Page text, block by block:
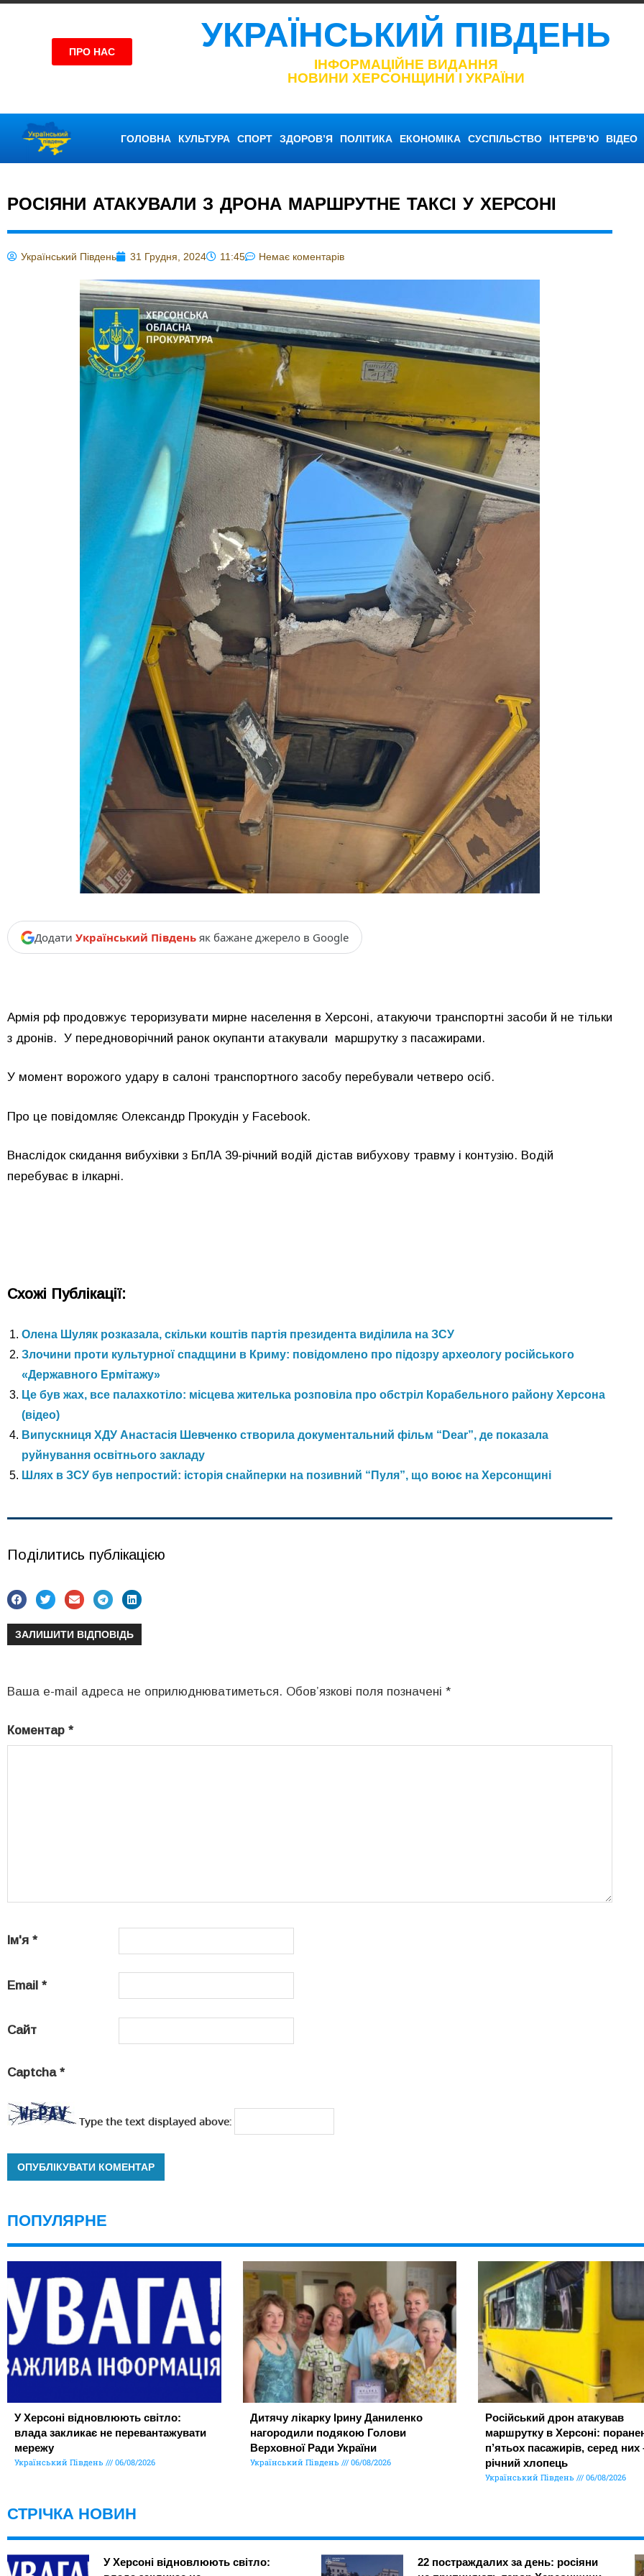
ПРО НАС УКРАЇНСЬКИЙ ПІВДЕНЬ
ІНФОРМАЦІЙНЕ ВИДАННЯ
НОВИНИ ХЕРСОНЩИНИ І УКРАЇНИ
ГОЛОВНА КУЛЬТУРА СПОРТ ЗДОРОВ’Я ПОЛІТИКА ЕКОНОМІКА СУСПІЛЬСТВО ІНТЕРВ’Ю ВІДЕО
РОСІЯНИ АТАКУВАЛИ З ДРОНА МАРШРУТНЕ ТАКСІ У ХЕРСОНІ
Український Південь 31 Грудня, 2024 11:45 Немає коментарів
Додати Український Південь як бажане джерело в Google
Армія рф продовжує тероризувати мирне населення в Херсоні, атакуючи транспортні засоби й не тільки
з дронів. У передноворічний ранок окупанти атакували маршрутку з пасажирами.
У момент ворожого удару в салоні транспортного засобу перебували четверо осіб.
Про це повідомляє Олександр Прокудін у Facebook.
Внаслідок скидання вибухівки з БпЛА 39-річний водій дістав вибухову травму і контузію. Водій
перебуває в ілкарні.
Схожі Публікації:
Олена Шуляк розказала, скільки коштів партія президента виділила на ЗСУ
Злочини проти культурної спадщини в Криму: повідомлено про підозру археологу російського
«Державного Ермітажу»
Це був жах, все палахкотіло: місцева жителька розповіла про обстріл Корабельного району Херсона
(відео)
Випускниця ХДУ Анастасія Шевченко створила документальний фільм “Dear”, де показала
руйнування освітнього закладу
Шлях в ЗСУ був непростий: історія снайперки на позивний “Пуля”, що воює на Херсонщині
Поділитись публікацією
ЗАЛИШИТИ ВІДПОВІДЬ
Ваша e-mail адреса не оприлюднюватиметься. Обов’язкові поля позначені *
Коментар *
Ім'я *
Email *
Сайт
Captcha *
Type the text displayed above:
ПОПУЛЯРНЕ
У Херсоні відновлюють світло:
влада закликає не перевантажувати
мережу
Український Південь 06/08/2026
Дитячу лікарку Ірину Даниленко
нагородили подякою Голови
Верховної Ради України
Український Південь 06/08/2026
Російський дрон атакував
маршрутку в Херсоні:
п’ятьох пасажирів, серед них
річний хлопець
Український Південь 06/08/2026
СТРІЧКА НОВИН
У Херсоні відновлюють світло:
22 постраждалих за день: росіяни